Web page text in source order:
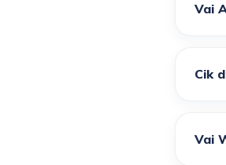
Vai
Cik
Vai